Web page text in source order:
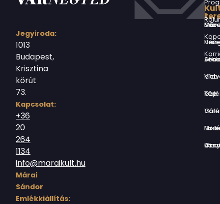
Jegyiroda:
1013
Budapest,
Krisztina
körút
73.
Kapcsolat:
+36
20
264
1134
info@maraikult.hu
Márai
Sándor
Emlékkiállítás:
Márai Sándor Művelődési Ház
Virág Benedek Ház
Jókai Anna
Vízivárosi Klub
Tér-Kép
Várnegyed
Borsos
Országház